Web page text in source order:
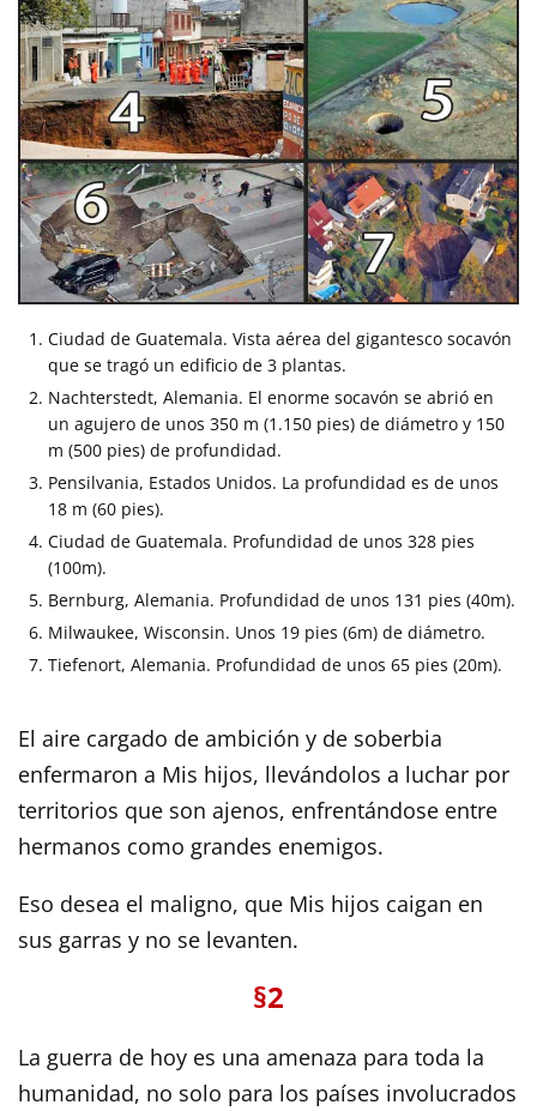
Ciudad de Guatemala. Vista aérea del gigantesco socavón
que se tragó un edificio de 3 plantas.
Nachterstedt, Alemania. El enorme socavón se abrió en
un agujero de unos 350 m (1.150 pies) de diámetro y 150
m (500 pies) de profundidad.
Pensilvania, Estados Unidos. La profundidad es de unos
18 m (60 pies).
Ciudad de Guatemala. Profundidad de unos 328 pies
(100m).
Bernburg, Alemania. Profundidad de unos 131 pies (40m).
Milwaukee, Wisconsin. Unos 19 pies (6m) de diámetro.
Tiefenort, Alemania. Profundidad de unos 65 pies (20m).
El aire cargado de ambición y de soberbia
enfermaron a Mis hijos, llevándolos a luchar por
territorios que son ajenos, enfrentándose entre
hermanos como grandes enemigos.
Eso desea el maligno, que Mis hijos caigan en
sus garras y no se levanten.
§2
La guerra de hoy es una amenaza para toda la
humanidad, no solo para los países involucrados